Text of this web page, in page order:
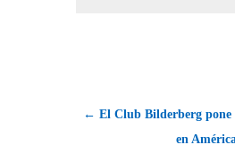
← El Club Bilderberg pone
en